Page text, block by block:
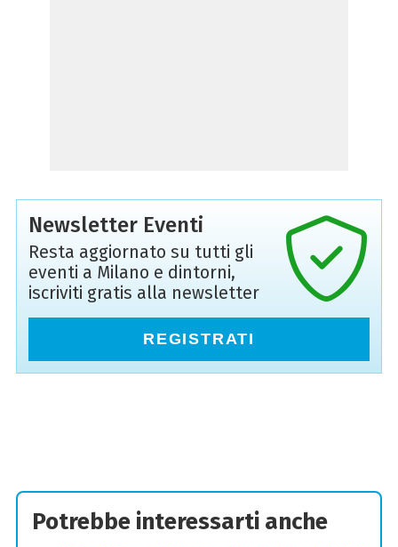
Newsletter Eventi
Resta aggiornato su tutti gli
eventi a Milano e dintorni,
iscriviti gratis alla newsletter
REGISTRATI
Potrebbe interessarti anche